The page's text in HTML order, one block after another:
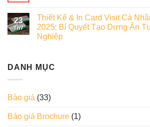
23
Th7
Thiết Kế & In Card Visit Cá
2025: Bí Quyết Tạo Dựng Ấn
Nghiệp
DANH MỤC
Báo giá (33)
Báo giá Brochure (1)